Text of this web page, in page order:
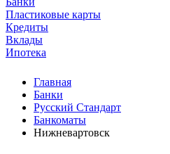
Пластиковые карты
Кредиты
Вклады
Ипотека
Главная
Банки
Русский Стандарт
Банкоматы
Нижневартовск